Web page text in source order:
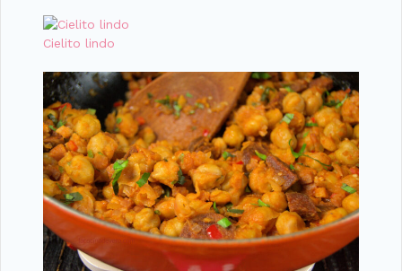
Cielito lindo